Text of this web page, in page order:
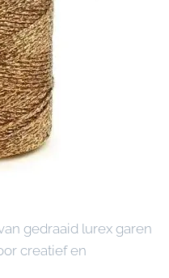
gedraaid lurex garen
creatief en